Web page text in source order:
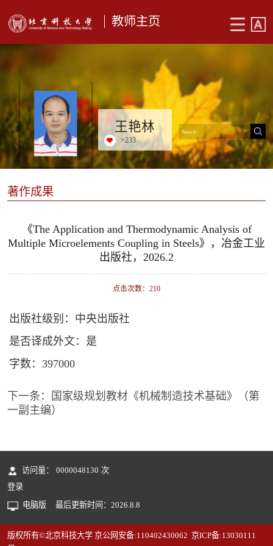
教师主页
王艳林
+233
著作成果
《The Application and Thermodynamic Analysis of
Multiple Microelements Coupling in Steels》，冶金工业
出版社，2026.2
点击次数： 210
出版社级别：中央出版社
是否译成外文：是
字数：397000
下一条：
国家级规划教材《机械制造技术基础》（第
一副主编）
访问量： 0000048130 次
登录
电脑版
最后更新时间： 2026.8.8
版权所有©北京科技大学 京公网安备:110402430062 京ICP备:13030111